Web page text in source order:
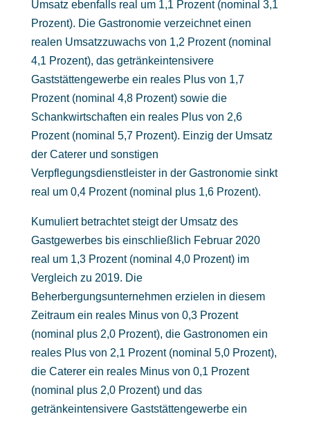
Umsatz ebenfalls real um 1,1 Prozent (nominal 3,1
Prozent). Die Gastronomie verzeichnet einen
realen Umsatzzuwachs von 1,2 Prozent (nominal
4,1 Prozent), das getränkeintensivere
Gaststättengewerbe ein reales Plus von 1,7
Prozent (nominal 4,8 Prozent) sowie die
Schankwirtschaften ein reales Plus von 2,6
Prozent (nominal 5,7 Prozent). Einzig der Umsatz
der Caterer und sonstigen
Verpflegungsdienstleister in der Gastronomie sinkt
real um 0,4 Prozent (nominal plus 1,6 Prozent).
Kumuliert betrachtet steigt der Umsatz des
Gastgewerbes bis einschließlich Februar 2020
real um 1,3 Prozent (nominal 4,0 Prozent) im
Vergleich zu 2019. Die
Beherbergungsunternehmen erzielen in diesem
Zeitraum ein reales Minus von 0,3 Prozent
(nominal plus 2,0 Prozent), die Gastronomen ein
reales Plus von 2,1 Prozent (nominal 5,0 Prozent),
die Caterer ein reales Minus von 0,1 Prozent
(nominal plus 2,0 Prozent) und das
getränkeintensivere Gaststättengewerbe ein